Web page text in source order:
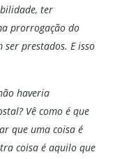
ter
prorrogação do
ser prestados. E isso
haveria
Vê como é que
que uma coisa é
coisa é aquilo que